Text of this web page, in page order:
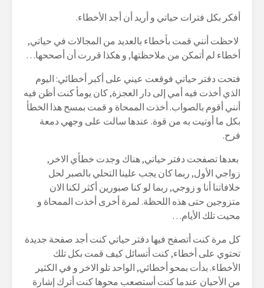
أفكر بكل فترات حياتي و أريد أن أجد الأخطاء.
لاحظت أنني قمت بأخطاء بالعديد من المجالات في حياتي,
أخطاء لم أتمكن من ملاحظتها, و هكذا قررت أن أصححها…
فتحت دفتر حياتي فوقعت عيني على أكبر أخطائي: اليوم
الذي أخذت فيه أمي إلى دار العجزة, كان يومأ كنت أظن فيه
أنني أقوم بالصواب. أخذت الممحاة و قمت بمسح هذا الخطأ
بكل ما أوتيت به من قوة. عندها سالت على وجهي دمعة
فرح.
بعدها تصفحت دفتر حياتي, هناك وجدت خطأي الاخر,
زواجي الأول, ربما كان يجب علينا التحلي بالصبر لحل
خلافاتنا أنا و زوجي, ربما لو كنا صبورين أكثر لكنا الان
متزوجين حتى هذه اللحظة. لمرة أخرى أخذت الممحاة و
محيت تلك الأيام…
كل مرة كنت أتصفح فيها دفتر حياتي كنت أجد صفحة جديدة
تحتوي على أخطاء, كنت أتسائل كيف قمت بكل تلك
الأخطاء. بدأت بمحو أخطائي, الواحد تلو الاخر و في الكثير
من الأحيان عندما كنت أستصعب محوها كنت أترك إشارة